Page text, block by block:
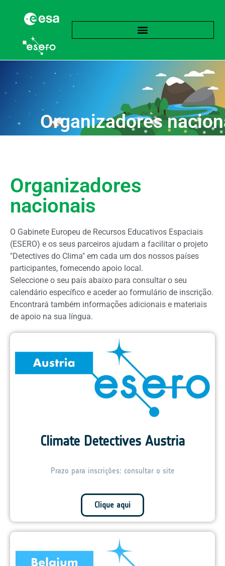
Organizadores
Organizadores
nacionais
O Gabinete Europeu de Recursos Educativos Espaciais
(ESERO) e os seus parceiros ajudam a facilitar o projeto
"Detectives do Clima" em cada um dos nossos países
participantes, fornecendo apoio local.
Seleccione o seu país abaixo para consultar o seu
calendário específico e aceder ao formulário de inscrição.
Encontrará também informações adicionais e materiais
de apoio na sua língua.
Climate Detectives Austria
Prazo para inscrições: consultar o site
Clique aqui